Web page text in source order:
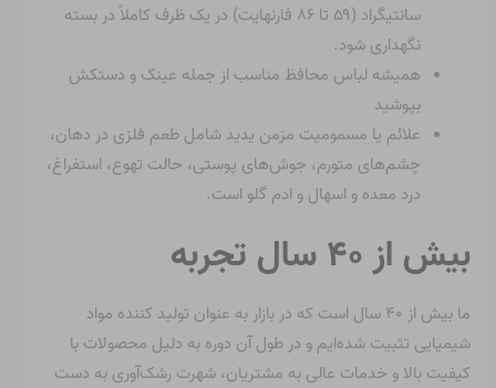
سانتیگراد (۵۹ تا ۸۶ فارنهایت) در یک ظرف کاملاً در بسته
نگهداری شود.
همیشه لباس محافظ مناسب از جمله عینک و دستکش
بپوشید
علائم یا مسمومیت مزمن یدید شامل طعم فلزی در دهان،
چشم‌های متورم، جوش‌های پوستی، حالت تهوع، استفراغ،
درد معده و اسهال و ادم گلو است.
بیش از ۴۰ سال تجربه
ما بیش از ۴۰ سال است که در بازار به عنوان تولید کننده مواد
شیمیایی تثبیت شده‌ایم و در طول آن دوره به دلیل محصولات با
کیفیت بالا و خدمات عالی به مشتریان، شهرت رشک‌آوری به دست